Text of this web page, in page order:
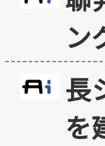
ン
長
を